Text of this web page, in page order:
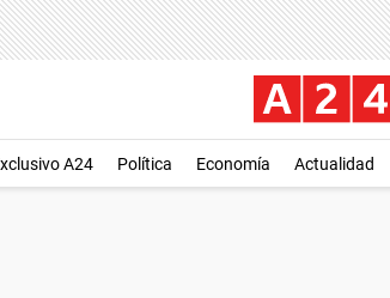
A24 Política Economía Actualidad